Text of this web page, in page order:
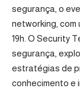
segurança, o
networking,
19h. O Security
segurança,
estratégias de
conhecimento e